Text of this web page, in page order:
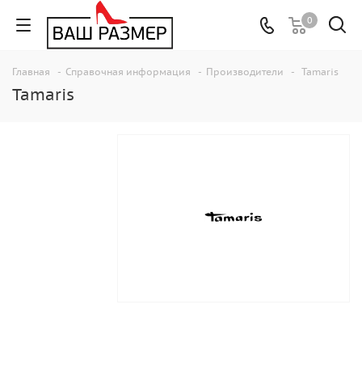
0
Главная - Справочная информация - Производители - Tamaris
Tamaris